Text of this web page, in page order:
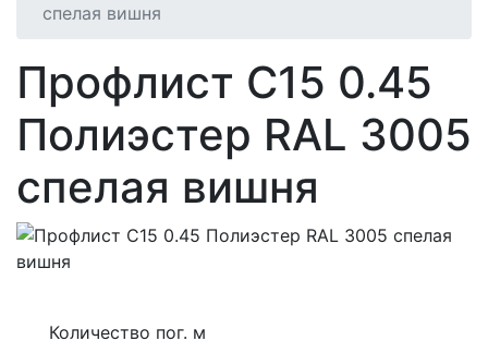
спелая вишня
Профлист С15 0.45
Полиэстер RAL 3005
спелая вишня
Количество пог. м